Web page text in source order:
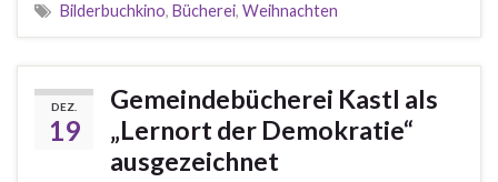
Bilderbuchkino, Bücherei, Weihnachten
DEZ.
19
Gemeindebücherei Kastl als
„Lernort der Demokratie“
ausgezeichnet